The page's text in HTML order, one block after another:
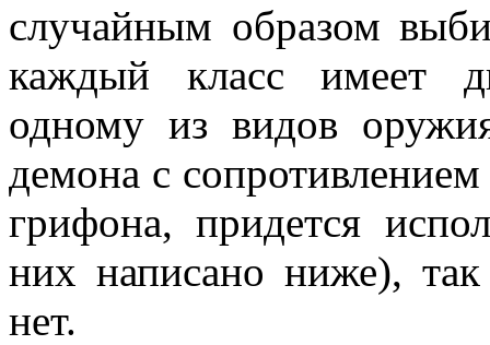
случайным образом
каждый класс имеет
одному из видов
демона с
грифона, придется
них написано ниже),
нет.